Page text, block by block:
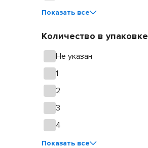
Показать все
Количество в упаковке
Не указан
1
2
3
4
Показать все